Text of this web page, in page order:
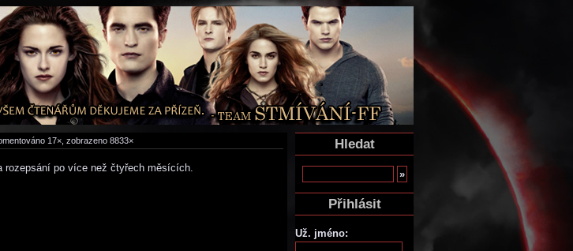
17×, zobrazeno 8833×
rozepsání po více než čtyřech měsících.
Hledat
Přihlásit
Už. jméno: